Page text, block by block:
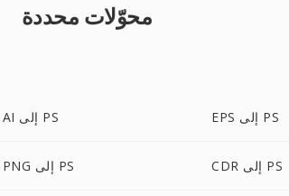
محوّلات محددة
AI إلى PS EPS إلى PS
PNG إلى PS CDR إلى PS